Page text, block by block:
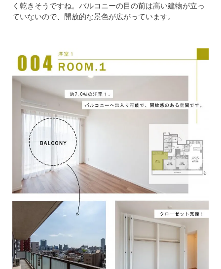
く乾きそうですね。バルコニーの目の前は高い建物が立っ
ていないので、開放的な景色が広がっています。